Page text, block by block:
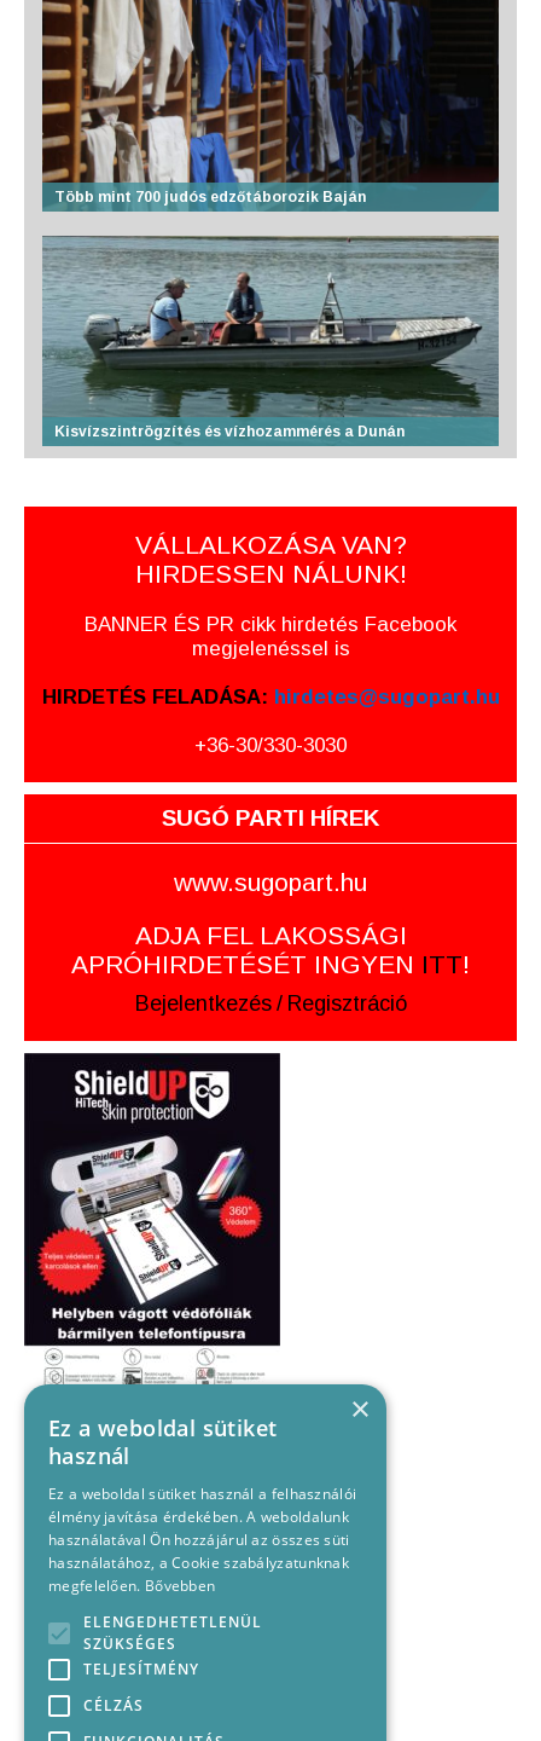
Több mint 700 judós edzőtáborozik Baján
Kisvízszintrögzítés és vízhozammérés a Dunán
VÁLLALKOZÁSA VAN?
HIRDESSEN NÁLUNK!
BANNER ÉS PR cikk hirdetés Facebook
megjelenéssel is
HIRDETÉS FELADÁSA: hirdetes@sugopart.hu
+36-30/330-3030
SUGÓ PARTI HÍREK
www.sugopart.hu
ADJA FEL LAKOSSÁGI
APRÓHIRDETÉSÉT INGYEN ITT!
Bejelentkezés / Regisztráció
×
Ez a weboldal sütiket
használ
Ez a weboldal sütiket használ a felhasználói
élmény javítása érdekében. A weboldalunk
használatával Ön hozzájárul az összes süti
használatához, a Cookie szabályzatunknak
megfelelően. Bővebben
ELENGEDHETETLENÜL
SZÜKSÉGES
TELJESÍTMÉNY
CÉLZÁS